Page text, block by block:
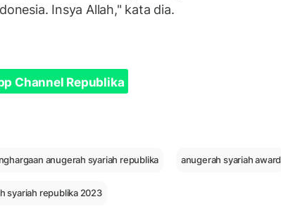
Insya Allah," kata dia.
Channel Republika
anugerah syariah republika anugerah syariah award
syariah republika 2023